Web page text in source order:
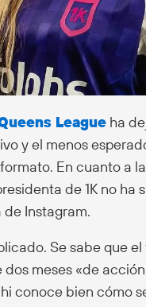
League ha
y el menos
En cuanto a
de 1K no
Instagram.
Se sabe que
meses «de
conoce bien cómo